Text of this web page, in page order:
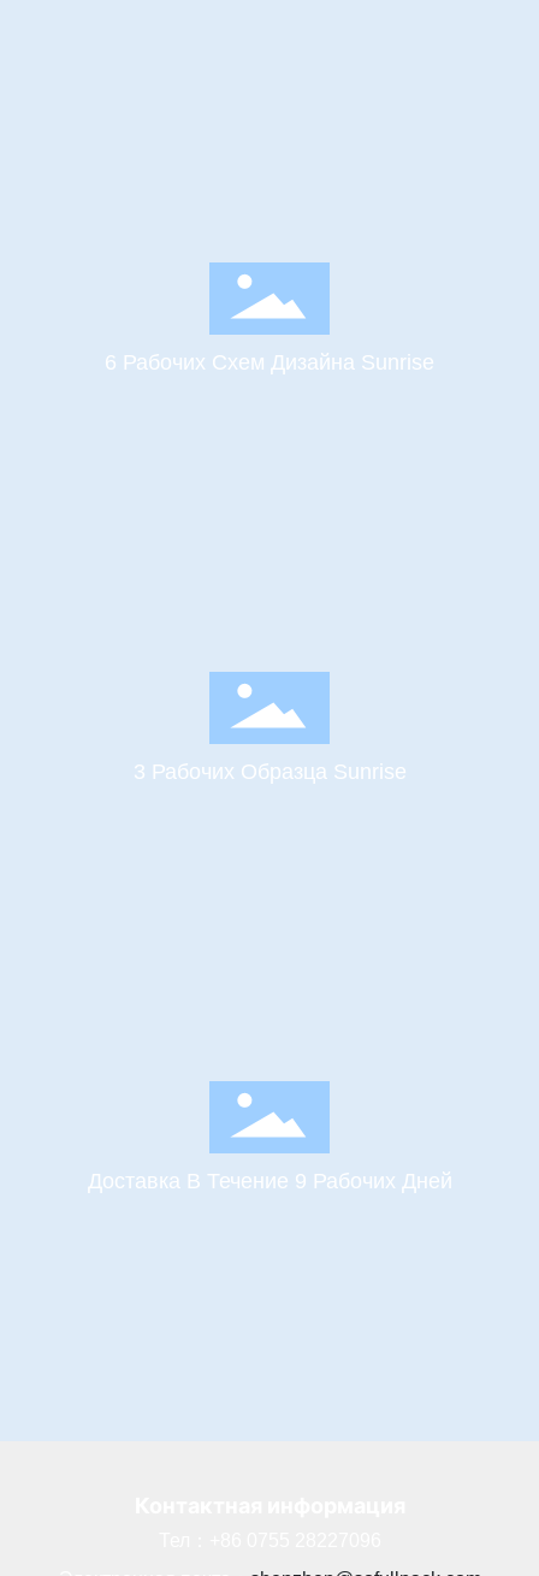
6 Рабочих Схем Дизайна Sunrise
3 Рабочих Образца Sunrise
Доставка В Течение 9 Рабочих Дней